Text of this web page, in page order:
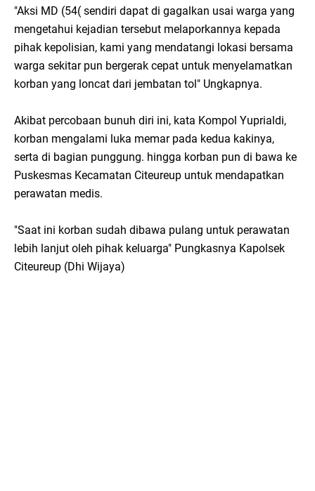
"Aksi MD (54( sendiri dapat di gagalkan usai warga yang
mengetahui kejadian tersebut melaporkannya kepada
pihak kepolisian, kami yang mendatangi lokasi bersama
warga sekitar pun bergerak cepat untuk menyelamatkan
korban yang loncat dari jembatan tol" Ungkapnya.
Akibat percobaan bunuh diri ini, kata Kompol Yuprialdi,
korban mengalami luka memar pada kedua kakinya,
serta di bagian punggung. hingga korban pun di bawa ke
Puskesmas Kecamatan Citeureup untuk mendapatkan
perawatan medis.
"Saat ini korban sudah dibawa pulang untuk perawatan
lebih lanjut oleh pihak keluarga" Pungkasnya Kapolsek
Citeureup (Dhi Wijaya)